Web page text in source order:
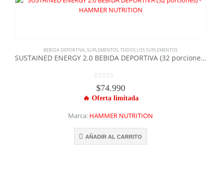
BEBIDA DEPORTIVA SUPLEMENTOS TODOS LOS SUPLEMENTOS
SUSTAINED ENERGY 2.0 BEBIDA DEPORTIVA (32 porciones) – HAMMER NUTRITION
$74.990
Marca: HAMMER NUTRITION
AÑADIR AL CARRITO